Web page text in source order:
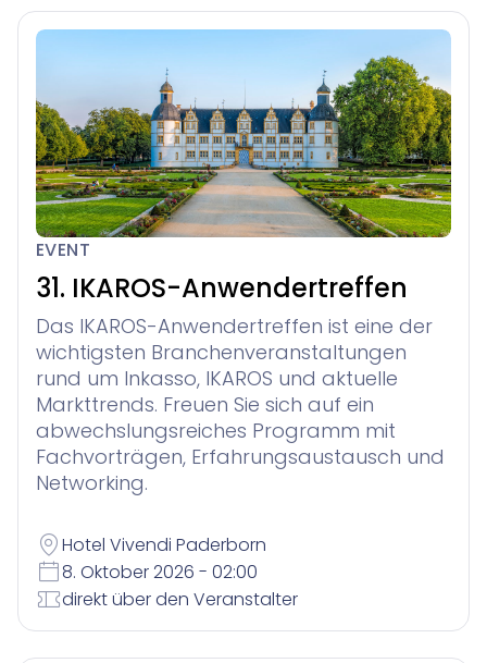
EVENT
31. IKAROS-Anwendertreffen
Das IKAROS-Anwendertreffen ist eine der
wichtigsten Branchenveranstaltungen
rund um Inkasso, IKAROS und aktuelle
Markttrends. Freuen Sie sich auf ein
abwechslungsreiches Programm mit
Fachvorträgen, Erfahrungsaustausch und
Networking.
Hotel Vivendi Paderborn
8. Oktober 2026 - 02:00
direkt über den Veranstalter